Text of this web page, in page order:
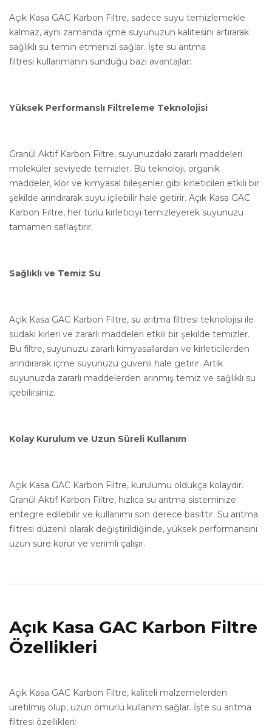
Açık Kasa GAC Karbon Filtre, sadece suyu temizlemekle
kalmaz, aynı zamanda içme suyunuzun kalitesini artırarak
sağlıklı su temin etmenizi sağlar. İşte su arıtma
filtresi kullanmanın sunduğu bazı avantajlar:
Yüksek Performanslı Filtreleme Teknolojisi
Granül Aktif Karbon Filtre, suyunuzdaki zararlı maddeleri
moleküler seviyede temizler. Bu teknoloji, organik
maddeler, klor ve kimyasal bileşenler gibi kirleticileri etkili bir
şekilde arındırarak suyu içilebilir hale getirir. Açık Kasa GAC
Karbon Filtre, her türlü kirleticiyi temizleyerek suyunuzu
tamamen saflaştırır.
Sağlıklı ve Temiz Su
Açık Kasa GAC Karbon Filtre, su arıtma filtresi teknolojisi ile
sudaki kirleri ve zararlı maddeleri etkili bir şekilde temizler.
Bu filtre, suyunuzu zararlı kimyasallardan ve kirleticilerden
arındırarak içme suyunuzu güvenli hale getirir. Artık
suyunuzda zararlı maddelerden arınmış temiz ve sağlıklı su
içebilirsiniz.
Kolay Kurulum ve Uzun Süreli Kullanım
Açık Kasa GAC Karbon Filtre, kurulumu oldukça kolaydır.
Granül Aktif Karbon Filtre, hızlıca su arıtma sisteminize
entegre edilebilir ve kullanımı son derece basittir. Su arıtma
filtresi düzenli olarak değiştirildiğinde, yüksek performansını
uzun süre korur ve verimli çalışır.
Açık Kasa GAC Karbon Filtre
Özellikleri
Açık Kasa GAC Karbon Filtre, kaliteli malzemelerden
üretilmiş olup, uzun ömürlü kullanım sağlar. İşte su arıtma
filtresi özellikleri: